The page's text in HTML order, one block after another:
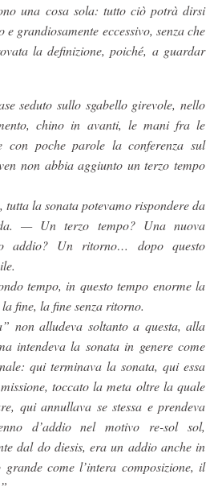
una cosa sola: tutto ciò potrà dirsi
grandiosamente eccessivo, senza che
la definizione, poiché, a guardar
seduto sullo sgabello girevole, nello
chino in avanti, le mani fra le
con poche parole la conferenza sul
non abbia aggiunto un terzo tempo
tutta la sonata potevamo rispondere da
— Un terzo tempo? Una nuova
addio? Un ritorno… dopo questo
tempo, in questo tempo enorme la
fine, la fine senza ritorno.
non alludeva soltanto a questa, alla
intendeva la sonata in genere come
qui terminava la sonata, qui essa
toccato la meta oltre la quale
qui annullava se stessa e prendeva
d’addio nel motivo re-sol sol,
dal do diesis, era un addio anche in
grande come l’intera composizione, il